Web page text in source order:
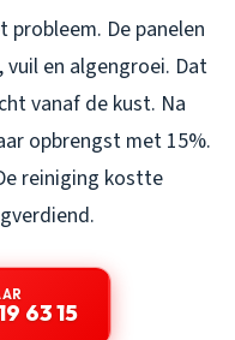
probleem. De panelen
en algengroei. Dat
vanaf de kust. Na
opbrengst met 15%.
reiniging kostte
63 15